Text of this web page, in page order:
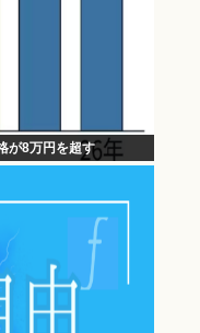
が8万円を超す